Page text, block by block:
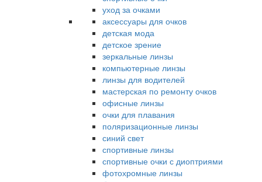
уход за очками
аксессуары для очков
детская мода
детское зрение
зеркальные линзы
компьютерные линзы
линзы для водителей
мастерская по ремонту очков
офисные линзы
очки для плавания
поляризационные линзы
синий свет
спортивные линзы
спортивные очки с диоптриями
фотохромные линзы